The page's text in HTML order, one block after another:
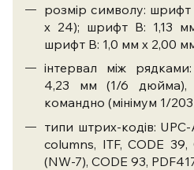
розмір символу:
х 24); шрифт В: 1,13
шрифт В: 1,0 мм х 2,00
інтервал між
4,23 мм (1/6 дюйма),
командно (мінімум 1/
типи штрих-кодів:
columns, ITF, CODE 39,
(NW-7), CODE 93,